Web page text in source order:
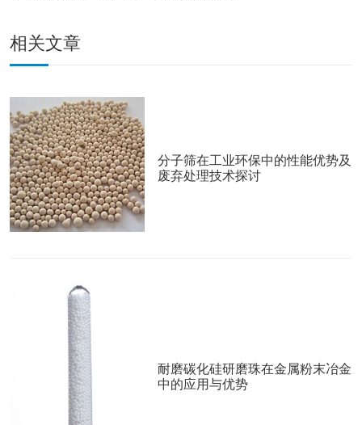
相关文章
分子筛在工业环保中的性能优势及
废弃处理技术探讨
耐磨碳化硅研磨珠在金属粉末冶金
中的应用与优势